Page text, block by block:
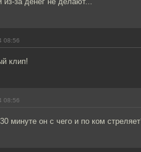
08:56
клип!
08:56
минуте он с чего и по ком